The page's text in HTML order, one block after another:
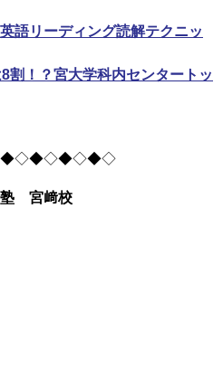
語リーディング読解テクニッ
割！？宮大学科内センタートッ
塾 宮﨑校